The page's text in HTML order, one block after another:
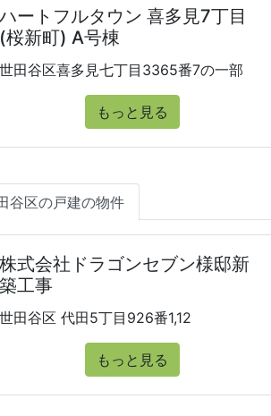
ハートフルタウン 喜多見7丁目
(桜新町) A号棟
世田谷区喜多見七丁目3365番7の一部
もっと見る
谷区の戸建の物件
株式会社ドラゴンセブン様邸新
築工事
世田谷区 代田5丁目926番1,12
もっと見る